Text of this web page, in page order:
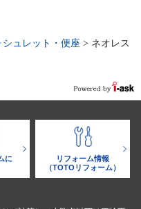
シュレット・便座 > ネオレス
に
リフォーム情報
（TOTOリフォーム）